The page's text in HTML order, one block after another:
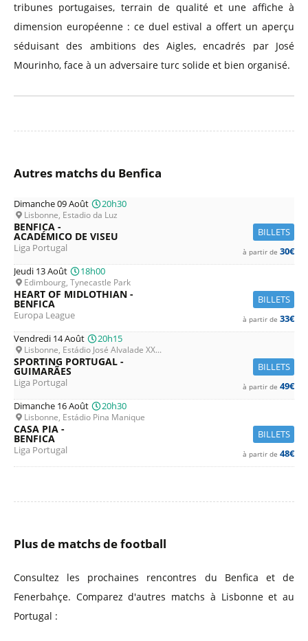
tribunes portugaises, terrain de qualité et une affiche à
dimension européenne : ce duel estival a offert un aperçu
séduisant des ambitions des Aigles, encadrés par José
Mourinho, face à un adversaire turc solide et bien organisé.
Autres matchs du Benfica
Dimanche 09 Août 20h30
Lisbonne, Estadio da Luz
BILLETS
BENFICA -
ACADÉMICO DE VISEU
Liga Portugal à partir de 30€
Jeudi 13 Août
18h00
Edimbourg, Tynecastle Park
BILLETS
HEART OF MIDLOTHIAN -
BENFICA
Europa League à partir de 33€
Vendredi 14 Août
20h15
Lisbonne, Estádio José Alvalade XX...
BILLETS
SPORTING PORTUGAL -
GUIMARÃES
Liga Portugal à partir de 49€
Dimanche 16 Août
20h30
Lisbonne, Estádio Pina Manique
BILLETS
CASA PIA -
BENFICA
Liga Portugal à partir de 48€
Plus de matchs de football
Consultez les prochaines rencontres du Benfica et de
Fenerbahçe. Comparez d'autres matchs à Lisbonne et au
Portugal :